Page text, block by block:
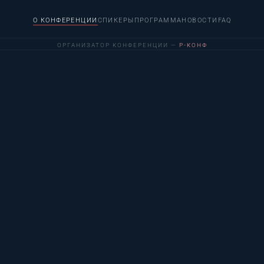
О КОНФЕРЕНЦИИ СПИКЕРЫ ПРОГРАММА НОВОСТИ FAQ
ОРГАНИЗАТОР КОНФЕРЕНЦИИ — Р-КОНФ